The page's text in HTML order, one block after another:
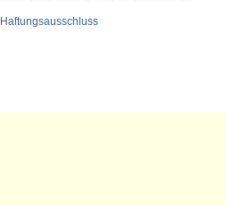
Haftungsausschluss